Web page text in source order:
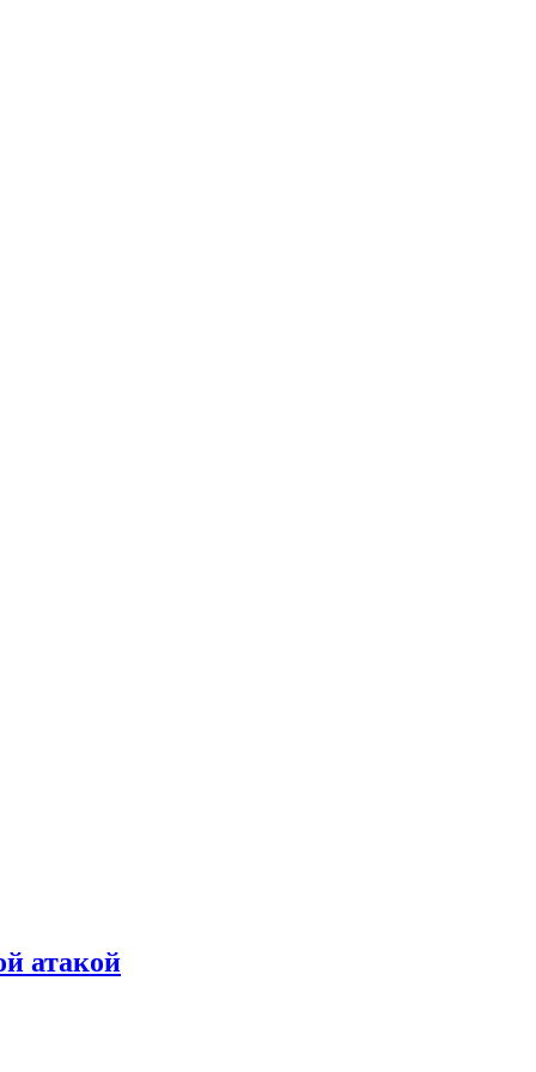
атакой